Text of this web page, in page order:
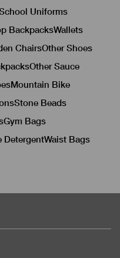
Uniforms
BackpacksWallets
ChairsOther Shoes
Other Sauce
Mountain Bike
Stone Beads
Gym Bags
DetergentWaist Bags